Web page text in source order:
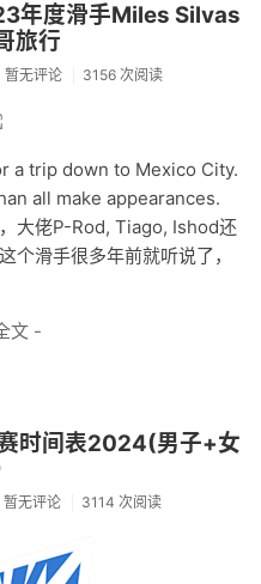
年度滑手Miles Silvas
旅行
暂无评论 3156 次阅读
a trip down to Mexico City.
all make appearances.
大佬P-Rod, Tiago, Ishod还
个滑手很多年前就听说了，
文 -
时间表2024(男子+女
暂无评论 3114 次阅读